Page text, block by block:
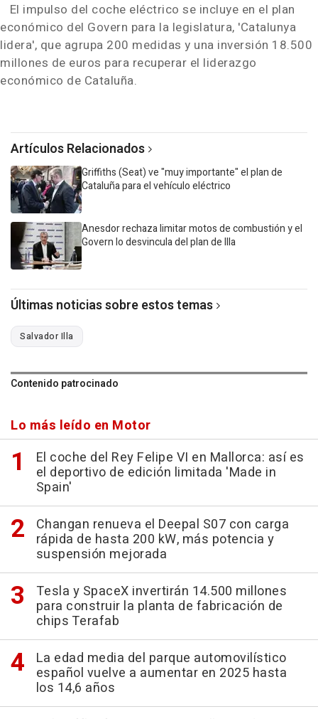
El impulso del coche eléctrico se incluye en el plan
económico del Govern para la legislatura, 'Catalunya
lidera', que agrupa 200 medidas y una inversión 18.500
millones de euros para recuperar el liderazgo
económico de Cataluña.
Artículos Relacionados
Griffiths (Seat) ve "muy importante" el plan de
Cataluña para el vehículo eléctrico
Anesdor rechaza limitar motos de combustión y el
Govern lo desvincula del plan de Illa
Últimas noticias sobre estos temas
Salvador Illa
Contenido patrocinado
Lo más leído en Motor
El coche del Rey Felipe VI en Mallorca: así es
el deportivo de edición limitada 'Made in
Spain'
Changan renueva el Deepal S07 con carga
rápida de hasta 200 kW, más potencia y
suspensión mejorada
Tesla y SpaceX invertirán 14.500 millones
para construir la planta de fabricación de
chips Terafab
La edad media del parque automovilístico
español vuelve a aumentar en 2025 hasta
los 14,6 años